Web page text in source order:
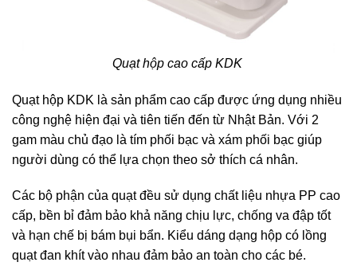
Quạt hộp cao cấp KDK
Quạt hộp KDK là sản phẩm cao cấp được ứng dụng nhiều
công nghệ hiện đại và tiên tiến đến từ Nhật Bản. Với 2
gam màu chủ đạo là tím phối bạc và xám phối bạc giúp
người dùng có thể lựa chọn theo sở thích cá nhân.
Các bộ phận của quạt đều sử dụng chất liệu nhựa PP cao
cấp, bền bỉ đảm bảo khả năng chịu lực, chống va đập tốt
và hạn chế bị bám bụi bẩn. Kiểu dáng dạng hộp có lồng
quạt đan khít vào nhau đảm bảo an toàn cho các bé.